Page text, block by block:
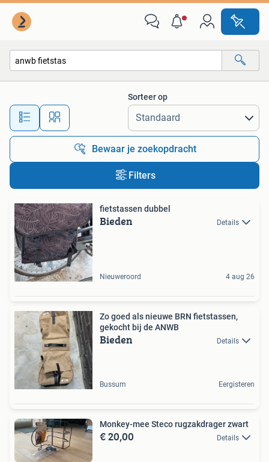
Alle afstanden…
Sorteer op
Bewaar je zoekopdracht
Filters
fietstassen dubbel
Bieden Details
Nieuweroord 4 aug 26
Zo goed als nieuwe BRN fietstassen,
gekocht bij de ANWB
Bieden Details
Bussum Eergisteren
Monkey-mee Steco rugzakdrager zwart
€ 20,00 Details